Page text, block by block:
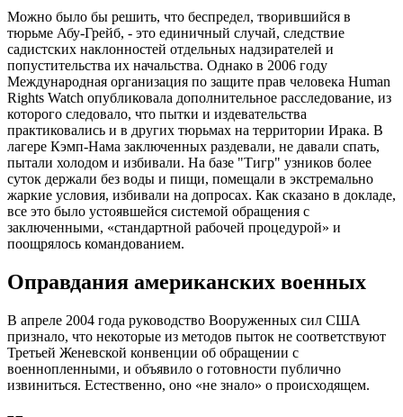
Можно было бы решить, что беспредел, творившийся в
тюрьме Абу-Грейб, - это единичный случай, следствие
садистских наклонностей отдельных надзирателей и
попустительства их начальства. Однако в 2006 году
Международная организация по защите прав человека Human
Rights Watch опубликовала дополнительное расследование, из
которого следовало, что пытки и издевательства
практиковались и в других тюрьмах на территории Ирака. В
лагере Кэмп-Нама заключенных раздевали, не давали спать,
пытали холодом и избивали. На базе "Тигр" узников более
суток держали без воды и пищи, помещали в экстремально
жаркие условия, избивали на допросах. Как сказано в докладе,
все это было устоявшейся системой обращения с
заключенными, «стандартной рабочей процедурой» и
поощрялось командованием.
Оправдания американских военных
В апреле 2004 года руководство Вооруженных сил США
признало, что некоторые из методов пыток не соответствуют
Третьей Женевской конвенции об обращении с
военнопленными, и объявило о готовности публично
извиниться. Естественно, оно «не знало» о происходящем.